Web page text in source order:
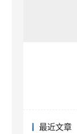
最近文章